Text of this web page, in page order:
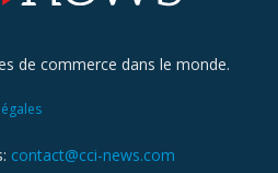
de commerce dans le monde.
contact@cci-news.com